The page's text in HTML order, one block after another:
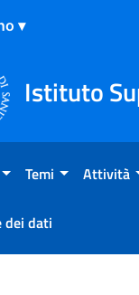
Istituto
Temi Attività
dei dati